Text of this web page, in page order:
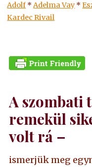
Adolf *Adelma Vay *
Kardec Rivail
A szombati
remekül
volt rá –
ismerjük meg